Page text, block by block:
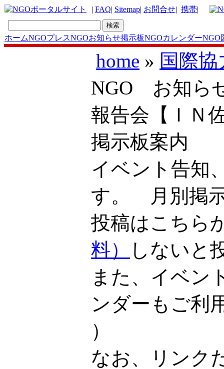
| FAQ| Sitemap| お問合せ| 携帯|
ホームNGOプレスNGOお知らせ掲示板NGOカレンダーNGO
home » 国際
NGO お知ら
報告会【ＩＮ
掲示板案内
イベント告知
す。 月別掲
投稿はこち
料）
しないと
また、イベン
ンダーもご利
）
なお、リンク